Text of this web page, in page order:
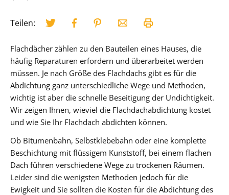
Teilen:
Flachdächer zählen zu den Bauteilen eines Hauses, die
häufig Reparaturen erfordern und überarbeitet werden
müssen. Je nach Größe des Flachdachs gibt es für die
Abdichtung ganz unterschiedliche Wege und Methoden,
wichtig ist aber die schnelle Beseitigung der Undichtigkeit.
Wir zeigen Ihnen, wieviel die Flachdachabdichtung kostet
und wie Sie Ihr Flachdach abdichten können.
Ob Bitumenbahn, Selbstklebebahn oder eine komplette
Beschichtung mit flüssigem Kunststoff, bei einem flachen
Dach führen verschiedene Wege zu trockenen Räumen.
Leider sind die wenigsten Methoden jedoch für die
Ewigkeit und Sie sollten die Kosten für die Abdichtung des